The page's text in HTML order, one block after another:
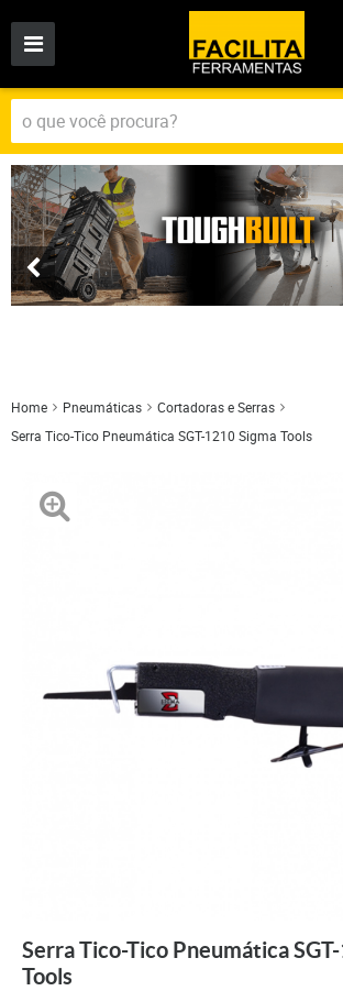
Home Pneumáticas
Cortadoras e Serras
Serra Tico-Tico Pneumática SGT-1210 Sigma Tools
Serra Tico-Tico Pneumática
Tools